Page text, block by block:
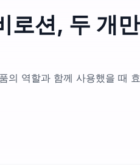
로션, 두 개
의 역할과 함께 사용했을 때